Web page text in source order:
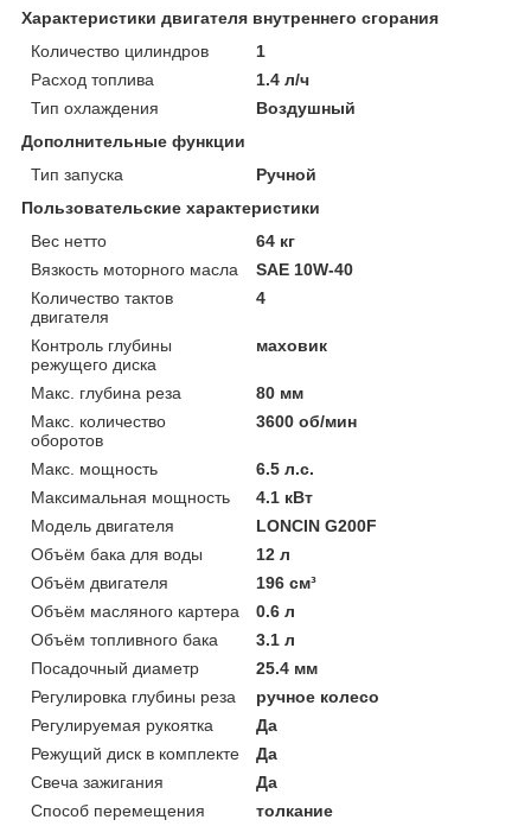
Характеристики двигателя внутреннего сгорания
Количество цилиндров
1
Расход топлива
1.4 л/ч
Тип охлаждения
Воздушный
Дополнительные функции
Тип запуска
Ручной
Пользовательские характеристики
Вес нетто
64 кг
Вязкость моторного масла
SAE 10W-40
Количество тактов
двигателя
4
Контроль глубины
режущего диска
маховик
Макс. глубина реза
80 мм
Макс. количество
оборотов
3600 об/мин
Макс. мощность
6.5 л.с.
Максимальная мощность
4.1 кВт
Модель двигателя
LONCIN G200F
Объём бака для воды
12 л
Объём двигателя
196 см³
Объём масляного картера
0.6 л
Объём топливного бака
3.1 л
Посадочный диаметр
25.4 мм
Регулировка глубины реза
ручное колесо
Регулируемая рукоятка
Да
Режущий диск в комплекте
Да
Свеча зажигания
Да
Способ перемещения
толкание